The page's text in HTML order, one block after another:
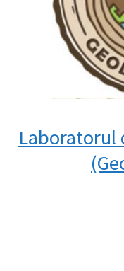
Laboratorul